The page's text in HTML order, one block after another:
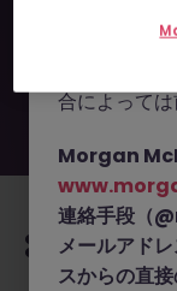
あなたに
で、
合によって
Morgan
連絡手段（
メールアド
スからの直